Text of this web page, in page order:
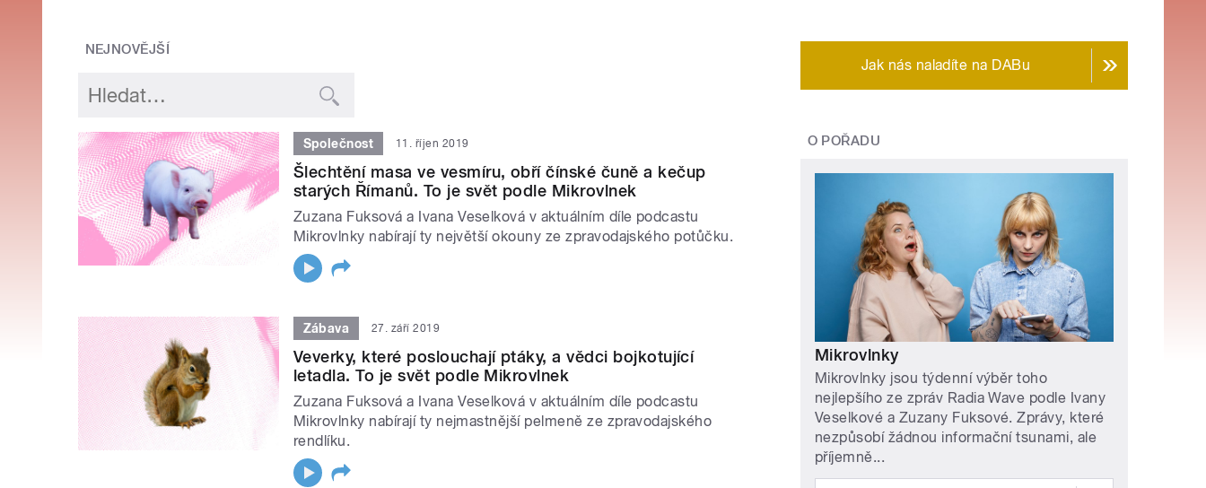
NEJNOVĚJŠÍ
Společnost 11. říjen 2019
Šlechtění masa ve vesmíru, obří čínské čuně a kečup
starých Římanů. To je svět podle Mikrovlnek
Zuzana Fuksová a Ivana Veselková v aktuálním díle podcastu
Mikrovlnky nabírají ty největší okouny ze zpravodajského potůčku.
Zábava 27. září 2019
Veverky, které poslouchají ptáky, a vědci bojkotující
letadla. To je svět podle Mikrovlnek
Zuzana Fuksová a Ivana Veselková v aktuálním díle podcastu
Mikrovlnky nabírají ty nejmastnější pelmeně ze zpravodajského
rendlíku.
Jak nás naladíte na DABu
O POŘADU
Mikrovlnky
Mikrovlnky jsou týdenní výběr toho
nejlepšího ze zpráv Radia Wave podle Ivany
Veselkové a Zuzany Fuksové. Zprávy, které
nezpůsobí žádnou informační tsunami, ale
příjemně...